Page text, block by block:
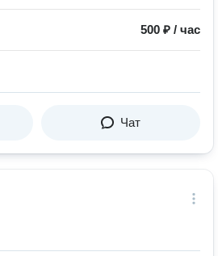
500 ₽ / час
Чат